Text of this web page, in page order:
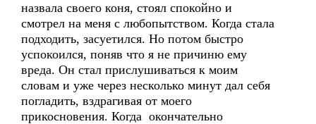
назвала своего коня, стоял спокойно и
смотрел на меня с любопытством. Когда стала
подходить, засуетился. Но потом быстро
успокоился, поняв что я не причиню ему
вреда. Он стал прислушиваться к моим
словам и уже через несколько минут дал себя
погладить, вздрагивая от моего
прикосновения. Когда окончательно